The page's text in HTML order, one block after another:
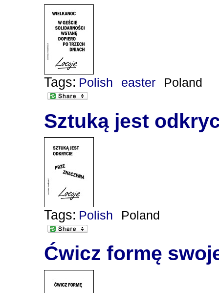
Tags: Polish easter Poland
Sztuką jest
Tags: Polish Poland
Ćwicz formę